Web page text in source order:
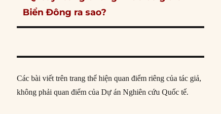
post:
Biển Đông ra sao?
Các bài viết trên trang thể hiện quan điểm riêng của tác giả,
không phải quan điểm của Dự án Nghiên cứu Quốc tế.